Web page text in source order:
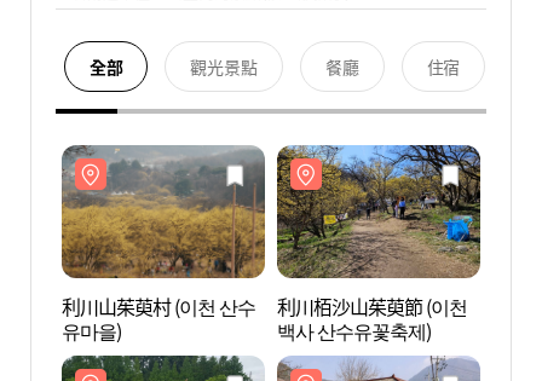
全部 觀光景點 餐廳 住宿
利川山茱萸村 (이천 산수
유마을)
利川栢沙山茱萸節 (이천
백사 산수유꽃축제)